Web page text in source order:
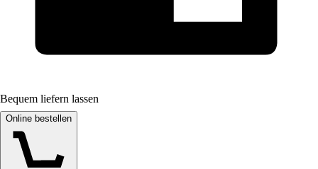
Bequem liefern lassen
Online bestellen